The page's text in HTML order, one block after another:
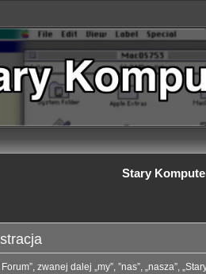
Stary
zwanej dalej „my”, ”nas”, „nasza”,